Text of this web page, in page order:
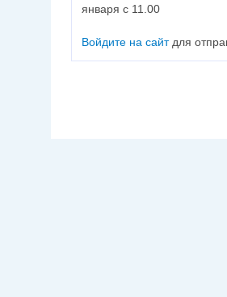
января с 11.00
Войдите на сайтдля